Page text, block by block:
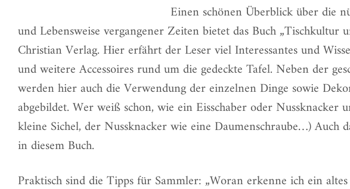
Einen schönen Überblick über die
und Lebensweise vergangener Zeiten bietet dasBuch „Tischkultur
Christian Verlag. Hier erfährt der Leser viel Interessantes und
und weitere Accessoires rund um die gedeckte Tafel. Neben der
werden hier auch die Verwendung der einzelnen Dinge sowie
abgebildet. Wer weiß schon, wie ein Eisschaber oder Nussknacker
kleine Sichel, der Nussknacker wie eine Daumenschraube…) Auch
in diesem Buch.
Praktisch sind die Tipps für Sammler: „Woran erkenne ich ein